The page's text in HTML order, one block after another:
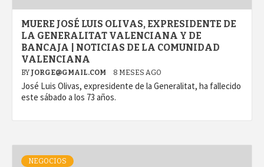
MUERE JOSÉ LUIS OLIVAS, EXPRESIDENTE DE
LA GENERALITAT VALENCIANA Y DE
BANCAJA | NOTICIAS DE LA COMUNIDAD
VALENCIANA
BY JORGE@GMAIL.COM 8 MESES AGO
José Luis Olivas, expresidente de la Generalitat, ha fallecido
este sábado a los 73 años.
NEGOCIOS